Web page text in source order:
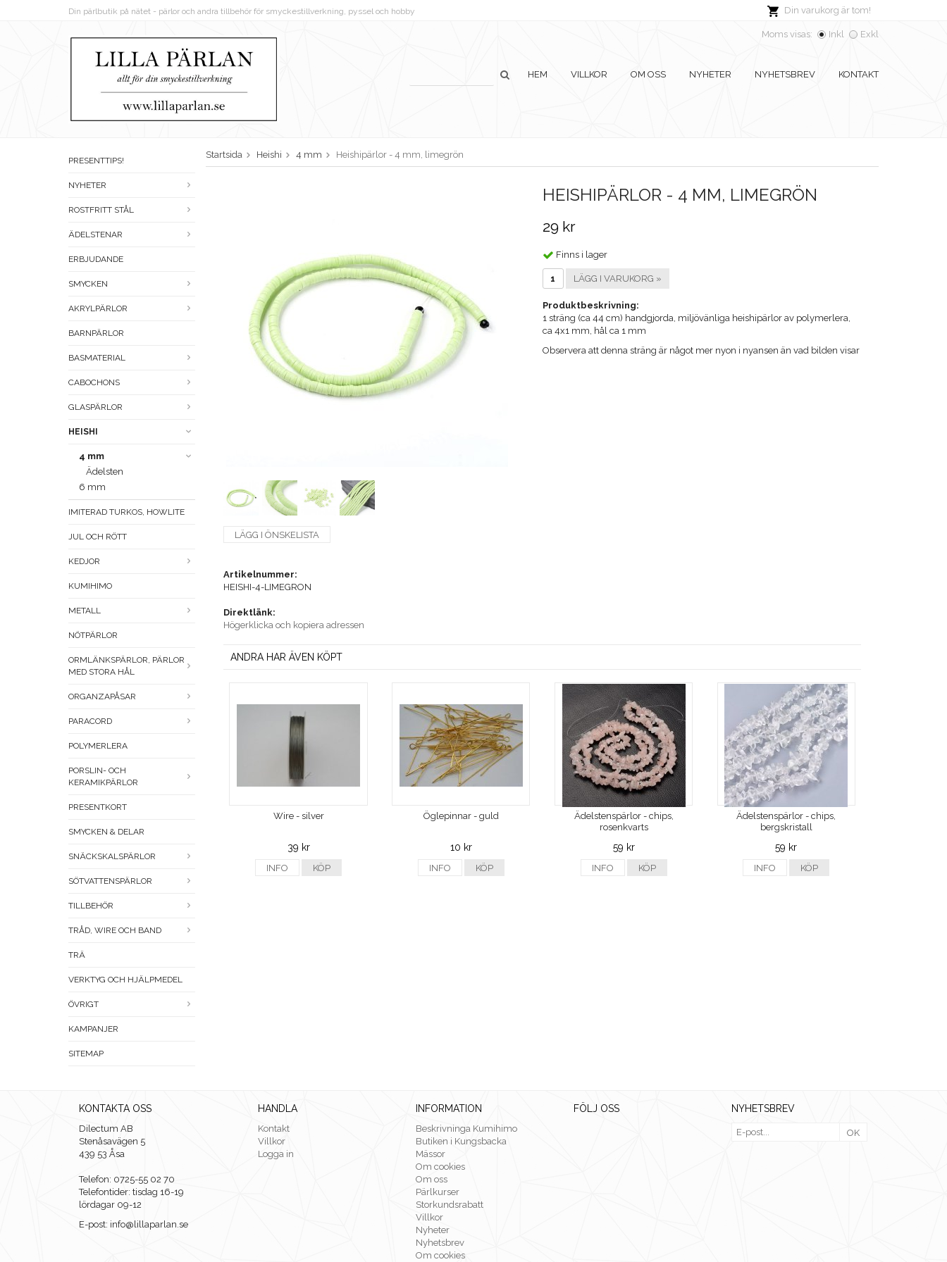
Din varukorg är tom!
Din pärlbutik på nätet - pärlor och andra tillbehör för smyckestillverkning, pyssel och hobby
Moms visas: Inkl Exkl
HEM VILLKOR OM OSS NYHETER NYHETSBREV KONTAKT
PRESENTTIPS!
NYHETER
ROSTFRITT STÅL
ÄDELSTENAR
ERBJUDANDE
SMYCKEN
AKRYLPÄRLOR
BARNPÄRLOR
BASMATERIAL
CABOCHONS
GLASPÄRLOR
HEISHI
4 mm
Ädelsten
6 mm
IMITERAD TURKOS, HOWLITE
JUL OCH RÖTT
KEDJOR
KUMIHIMO
METALL
NÖTPÄRLOR
ORMLÄNKSPÄRLOR, PÄRLOR
MED STORA HÅL
ORGANZAPÅSAR
PARACORD
POLYMERLERA
PORSLIN- OCH
KERAMIKPÄRLOR
PRESENTKORT
SMYCKEN & DELAR
SNÄCKSKALSPÄRLOR
SÖTVATTENSPÄRLOR
TILLBEHÖR
TRÅD, WIRE OCH BAND
TRÄ
VERKTYG OCH HJÄLPMEDEL
ÖVRIGT
KAMPANJER
SITEMAP
Startsida Heishi 4 mm Heishipärlor - 4 mm, limegrön
HEISHIPÄRLOR - 4 MM, LIMEGRÖN
29 kr
Finns i lager
LÄGG I VARUKORG »
Produktbeskrivning:
1 sträng (ca 44 cm) handgjorda, miljövänliga heishipärlor av polymerlera,
ca 4x1 mm, hål ca 1 mm
Observera att denna sträng är något mer nyon i nyansen än vad bilden visar
LÄGG I ÖNSKELISTA
Artikelnummer:
HEISHI-4-LIMEGRON
Direktlänk:
Högerklicka och kopiera adressen
ANDRA HAR ÄVEN KÖPT
Wire - silver
39 kr
INFO KÖP
Öglepinnar - guld
10 kr
INFO KÖP
Ädelstenspärlor - chips,
rosenkvarts
59 kr
INFO KÖP
Ädelstenspärlor - chips,
bergskristall
59 kr
INFO KÖP
KONTAKTA OSS
Dilectum AB
Stenåsavägen 5
439 53 Åsa
Telefon: 0725-55 02 70
Telefontider: tisdag 16-19
lördagar 09-12
E-post: info@lillaparlan.se
HANDLA
Kontakt
Villkor
Logga in
INFORMATION
Beskrivninga Kumihimo
Butiken i Kungsbacka
Mässor
Om cookies
Om oss
Pärlkurser
Storkundsrabatt
Villkor
Nyheter
Nyhetsbrev
Om cookies
FÖLJ OSS NYHETSBREV
OK